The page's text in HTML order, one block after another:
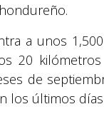
a unos
20
de
los últimos